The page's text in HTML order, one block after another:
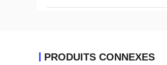
PRODUITS CONNEXES